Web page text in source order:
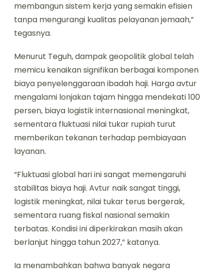
membangun sistem kerja yang semakin efisien
tanpa mengurangi kualitas pelayanan jemaah,”
tegasnya.
Menurut Teguh, dampak geopolitik global telah
memicu kenaikan signifikan berbagai komponen
biaya penyelenggaraan ibadah haji. Harga avtur
mengalami lonjakan tajam hingga mendekati 100
persen, biaya logistik internasional meningkat,
sementara fluktuasi nilai tukar rupiah turut
memberikan tekanan terhadap pembiayaan
layanan.
“Fluktuasi global hari ini sangat memengaruhi
stabilitas biaya haji. Avtur naik sangat tinggi,
logistik meningkat, nilai tukar terus bergerak,
sementara ruang fiskal nasional semakin
terbatas. Kondisi ini diperkirakan masih akan
berlanjut hingga tahun 2027,” katanya.
Ia menambahkan bahwa banyak negara